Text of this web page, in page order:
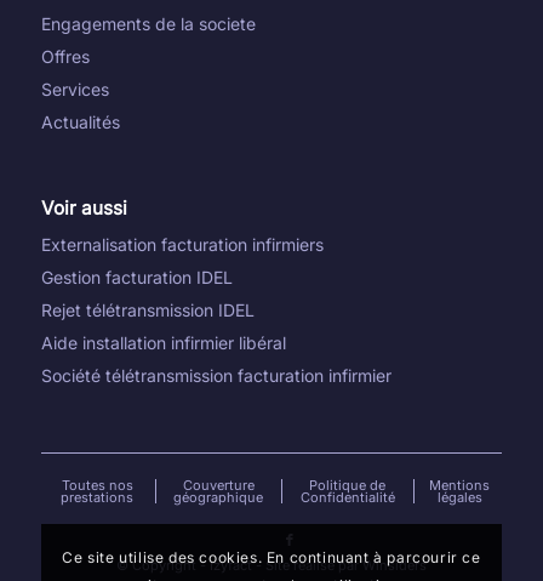
Engagements de la societe
Offres
Services
Actualités
Voir aussi
Externalisation facturation infirmiers
Gestion facturation IDEL
Rejet télétransmission IDEL
Aide installation infirmier libéral
Société télétransmission facturation infirmier
© Copyright -Izyfact- Site réalisé parWinsiders
Toutes nos
prestations
Couverture
géographique
Politique de
Confidentialité
Mentions
légales
Ce site utilise des cookies. En continuant à parcourir ce